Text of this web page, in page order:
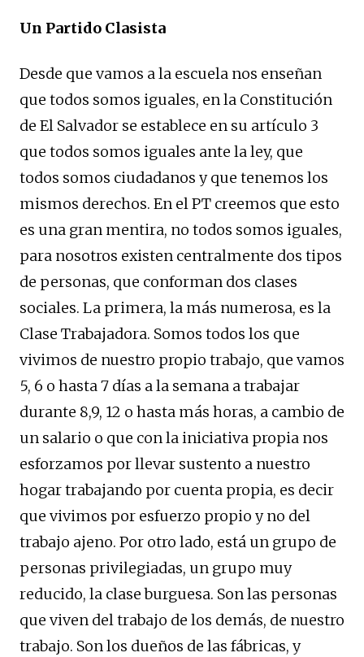
Un Partido Clasista
Desde que vamos a la escuela nos enseñan
que todos somos iguales, en la Constitución
de El Salvador se establece en su artículo 3
que todos somos iguales ante la ley, que
todos somos ciudadanos y que tenemos los
mismos derechos. En el PT creemos que esto
es una gran mentira, no todos somos iguales,
para nosotros existen centralmente dos tipos
de personas, que conforman dos clases
sociales. La primera, la más numerosa, es la
Clase Trabajadora. Somos todos los que
vivimos de nuestro propio trabajo, que vamos
5, 6 o hasta 7 días a la semana a trabajar
durante 8,9, 12 o hasta más horas, a cambio de
un salario o que con la iniciativa propia nos
esforzamos por llevar sustento a nuestro
hogar trabajando por cuenta propia, es decir
que vivimos por esfuerzo propio y no del
trabajo ajeno. Por otro lado, está un grupo de
personas privilegiadas, un grupo muy
reducido, la clase burguesa. Son las personas
que viven del trabajo de los demás, de nuestro
trabajo. Son los dueños de las fábricas, y